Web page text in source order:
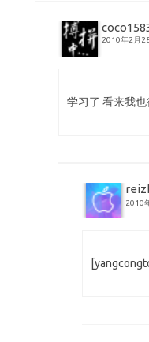
2010年2月
学习了 看来我
2010